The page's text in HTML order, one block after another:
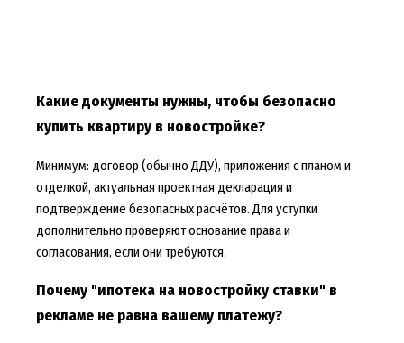
Какие документы нужны, чтобы безопасно
купить квартиру в новостройке?
Минимум: договор (обычно ДДУ), приложения с планом и
отделкой, актуальная проектная декларация и
подтверждение безопасных расчётов. Для уступки
дополнительно проверяют основание права и
согласования, если они требуются.
Почему "ипотека на новостройку ставки" в
рекламе не равна вашему платежу?